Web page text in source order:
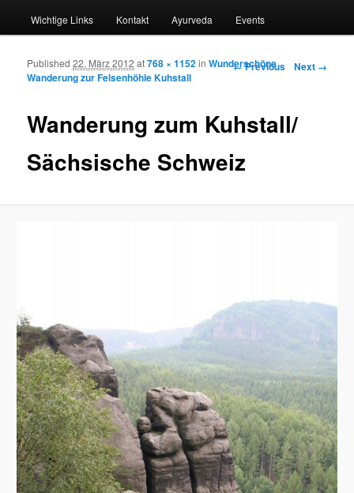
Wichtige Links Kontakt Ayurveda Events
Image navigation
← Previous Next →
Wanderung zum Kuhstall/
Sächsische Schweiz
Published22. März 2012 at768 × 1152inWunderschöne
Wanderung zur Felsenhöhle Kuhstall